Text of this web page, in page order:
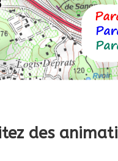
des